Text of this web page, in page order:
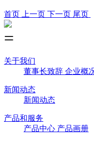
首页 上一页 下一页 尾页
关于我们
董事长致辞 企业概
新闻动态
新闻动态
产品和服务
产品中心 产品画册